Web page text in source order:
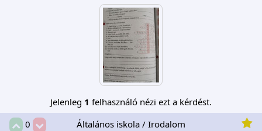
Jelenleg 1 felhasználó nézi ezt a kérdést.
0
Általános iskola / Irodalom